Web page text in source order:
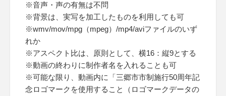
※音声・声の有無は不問
※背景は、実写を加工したものを利用しても可
※wmv/mov/mpg（mpeg）/mp4/aviファイルのいず
れか
※アスペクト比は、原則として、横16：縦9とする
※動画の終わりに制作者名を入れることも可
※可能な限り、動画内に「三郷市市制施行50周年記
念ロゴマークを使用すること（ロゴマークデータの